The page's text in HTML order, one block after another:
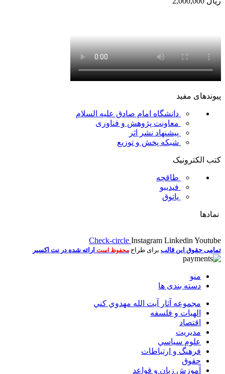
پیوندهای مفید
دانشگاه امام صادق علیه السلام
معاونت پژوهش و فناوری
پیشنهاد نشر اثر
شبکه پخش و توزیع
کتب الکترونیک
طاقچه
فیدیبو
پاتوق
نمادها
Check-circle Instagram Linkedin Youtube
تمامی حقوق این قالب برای طراح محفوظ است ارائه شده در نت اکسیر
منو
دسته بندی ها
مجموعه آثار آيت الله مهدوي كني
الهیات و فلسفه
اقتصاد
مديريت
علوم سياسي
فرهنگ و ارتباطات
حقوق
آموزش زبان و قواعد